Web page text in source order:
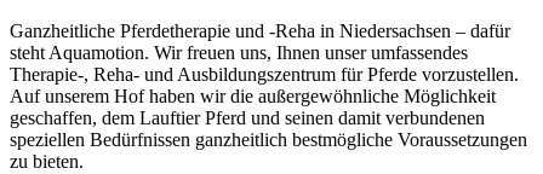
Ganzheitliche Pferdetherapie und -Reha in Niedersachsen – dafür
steht Aquamotion. Wir freuen uns, Ihnen unser umfassendes
Therapie-, Reha- und Ausbildungszentrum für Pferde vorzustellen.
Auf unserem Hof haben wir die außergewöhnliche Möglichkeit
geschaffen, dem Lauftier Pferd und seinen damit verbundenen
speziellen Bedürfnissen ganzheitlich bestmögliche Voraussetzungen
zu bieten.